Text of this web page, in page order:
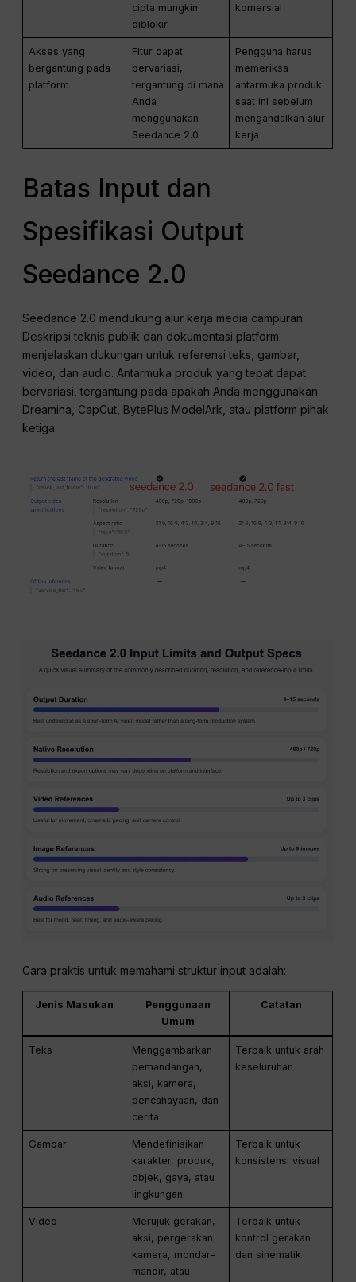
cipta mungkin
diblokir
komersial
Akses yang
bergantung pada
platform
Fitur dapat
bervariasi,
tergantung di mana
Anda
menggunakan
Seedance 2.0
Pengguna harus
memeriksa
antarmuka produk
saat ini sebelum
mengandalkan alur
kerja
Batas Input dan
Spesifikasi Output
Seedance 2.0
Seedance 2.0 mendukung alur kerja media campuran.
Deskripsi teknis publik dan dokumentasi platform
menjelaskan dukungan untuk referensi teks, gambar,
video, dan audio. Antarmuka produk yang tepat dapat
bervariasi, tergantung pada apakah Anda menggunakan
Dreamina, CapCut, BytePlus ModelArk, atau platform pihak
ketiga.
Cara praktis untuk memahami struktur input adalah:
Jenis Masukan
Penggunaan
Umum
Catatan
Teks
Menggambarkan
pemandangan,
aksi, kamera,
pencahayaan, dan
cerita
Terbaik untuk arah
keseluruhan
Gambar
Mendefinisikan
karakter, produk,
objek, gaya, atau
lingkungan
Terbaik untuk
konsistensi visual
Video
Merujuk gerakan,
aksi, pergerakan
kamera, mondar-
mandir, atau
Terbaik untuk
kontrol gerakan
dan sinematik